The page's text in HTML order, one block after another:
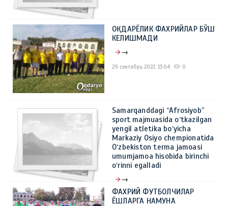
ОҚДАРЁЛИК ФАХРИЙЛАР БЎШ
КЕЛИШМАДИ
→
29 сентябрь 2022, 13:04 0
Samarqanddagi “Afrosiyob”
sport majmuasida o‘tkazilgan
yengil atletika bo‘yicha
Markaziy Osiyo chempionatida
O‘zbekiston terma jamoasi
umumjamoa hisobida birinchi
o‘rinni egalladi
→
27 сентябрь 2022, 13:51 0
ФАХРИЙ ФУТБОЛЧИЛАР
ЁШЛАРГА НАМУНА